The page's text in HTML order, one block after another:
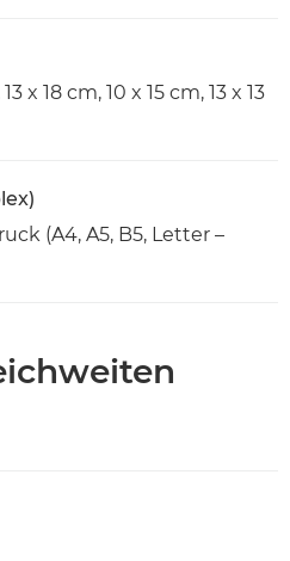
x 18 cm, 10 x 15 cm, 13 x 13
(A4, A5, B5, Letter –